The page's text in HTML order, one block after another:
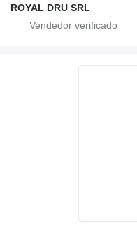
ROYAL DRU SRL